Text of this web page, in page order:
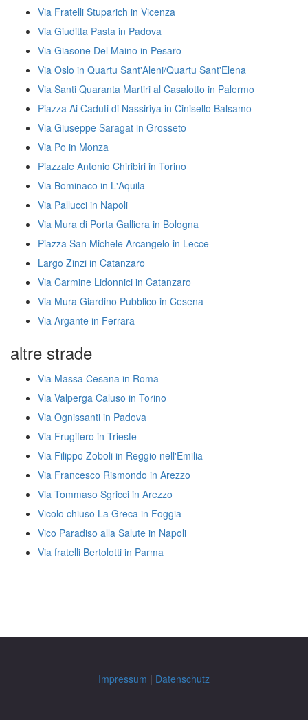
Via Fratelli Stuparich in Vicenza
Via Giuditta Pasta in Padova
Via Giasone Del Maino in Pesaro
Via Oslo in Quartu Sant'Aleni/Quartu Sant'Elena
Via Santi Quaranta Martiri al Casalotto in Palermo
Piazza Ai Caduti di Nassiriya in Cinisello Balsamo
Via Giuseppe Saragat in Grosseto
Via Po in Monza
Piazzale Antonio Chiribiri in Torino
Via Bominaco in L'Aquila
Via Pallucci in Napoli
Via Mura di Porta Galliera in Bologna
Piazza San Michele Arcangelo in Lecce
Largo Zinzi in Catanzaro
Via Carmine Lidonnici in Catanzaro
Via Mura Giardino Pubblico in Cesena
Via Argante in Ferrara
altre strade
Via Massa Cesana in Roma
Via Valperga Caluso in Torino
Via Ognissanti in Padova
Via Frugifero in Trieste
Via Filippo Zoboli in Reggio nell'Emilia
Via Francesco Rismondo in Arezzo
Via Tommaso Sgricci in Arezzo
Vicolo chiuso La Greca in Foggia
Vico Paradiso alla Salute in Napoli
Via fratelli Bertolotti in Parma
Impressum | Datenschutz